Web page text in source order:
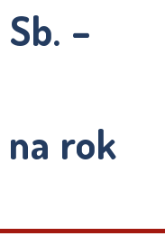
–
rok